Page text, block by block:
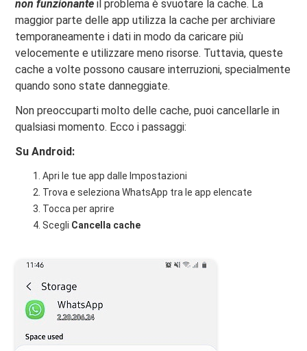
non funzionante il problema è svuotare la cache. La
maggior parte delle app utilizza la cache per archiviare
temporaneamente i dati in modo da caricare più
velocemente e utilizzare meno risorse. Tuttavia, queste
cache a volte possono causare interruzioni, specialmente
quando sono state danneggiate.
Non preoccuparti molto delle cache, puoi cancellarle in
qualsiasi momento. Ecco i passaggi:
Su Android:
Apri le tue app dalle Impostazioni
Trova e seleziona WhatsApp tra le app elencate
Tocca per aprire
Scegli Cancella cache